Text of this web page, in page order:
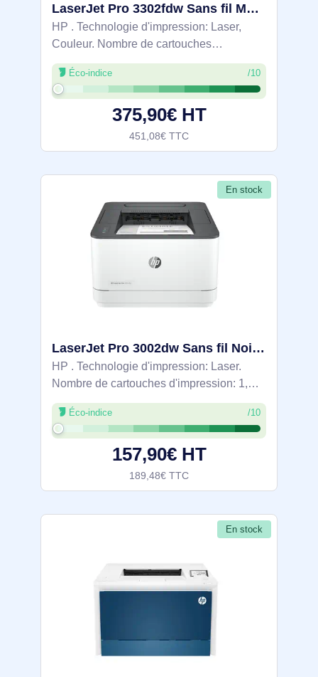
LaserJet Pro 3302fdw Sans fil Multifunction Couleur Imprimante, Copieur, Scanner; Recto verso - 499Q8F
HP . Technologie d'impression: Laser,
Couleur. Nombre de cartouches
d'impression: 4, Cycle de service
(Maximum): 40000 pages par mois.
Résolution maximale: 600 x 600 DPI.
Taille de papier de série A
Éco-indice /10
375,90€ HT
451,08€ TTC
En stock
LaserJet Pro 3002dw Sans fil Noir et blanc Imprimante, Recto verso - 3G652F
HP . Technologie d'impression: Laser.
Nombre de cartouches d'impression: 1,
Cycle de service (Maximum): 50000 pages
par mois. Résolution maximale: 1200 x
1200 DPI. Taille de papier de série A ISO
Éco-indice /10
157,90€ HT
189,48€ TTC
En stock